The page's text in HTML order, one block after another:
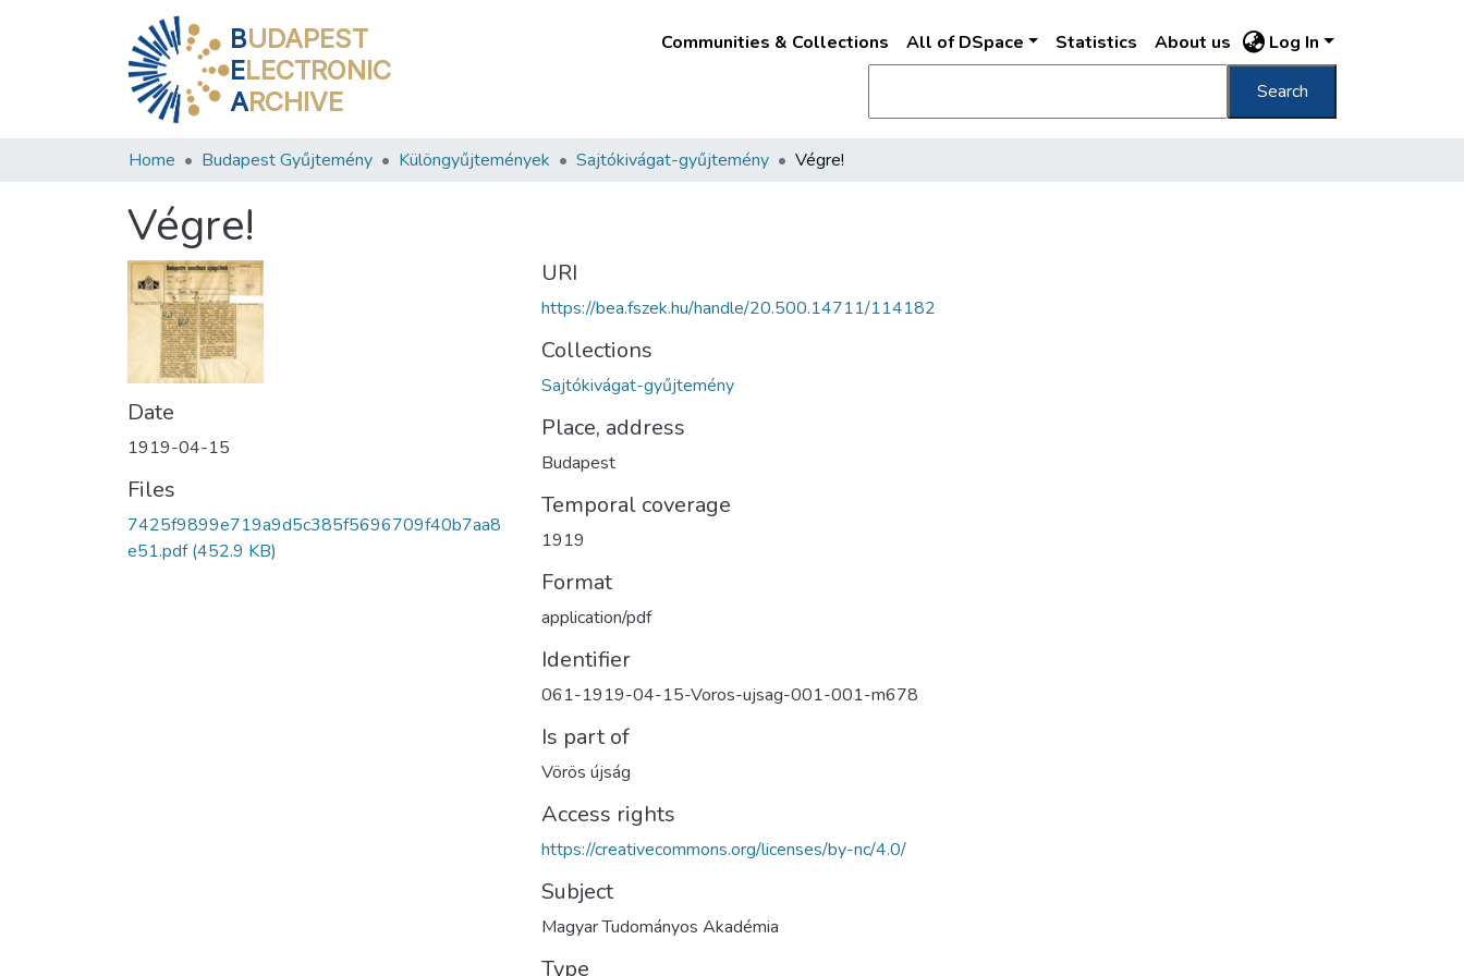
BUDAPEST
ELECTRONIC
ARCHIVE
Communities & Collections All of DSpace Statistics About us Log In
Search
Home Budapest Gyűjtemény Különgyűjtemények Sajtókivágat-gyűjtemény Végre!
Végre!
Date
1919-04-15
Files
7425f9899e719a9d5c385f5696709f40b7aa8
e51.pdf(452.9 KB)
URI
https://bea.fszek.hu/handle/20.500.14711/114182
Collections
Sajtókivágat-gyűjtemény
Place, address
Budapest
Temporal coverage
1919
Format
application/pdf
Identifier
061-1919-04-15-Voros-ujsag-001-001-m678
Is part of
Vörös újság
Access rights
https://creativecommons.org/licenses/by-nc/4.0/
Subject
Magyar Tudományos Akadémia
Type